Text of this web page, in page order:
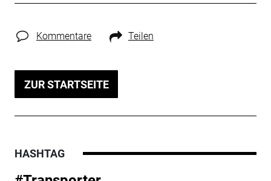
Kommentare Teilen
ZUR STARTSEITE
HASHTAG